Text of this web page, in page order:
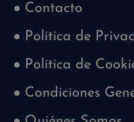
Contacto
Política de
Política de
Condiciones